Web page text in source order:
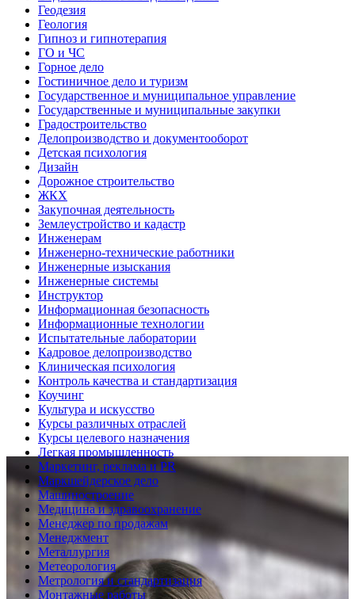
Геодезия
Геология
Гипноз и гипнотерапия
ГО и ЧС
Горное дело
Гостиничное дело и туризм
Государственное и муниципальное управление
Государственные и муниципальные закупки
Градостроительство
Делопроизводство и документооборот
Детская психология
Дизайн
Дорожное строительство
ЖКХ
Закупочная деятельность
Землеустройство и кадастр
Инженерам
Инженерно-технические работники
Инженерные изыскания
Инженерные системы
Инструктор
Информационная безопасность
Информационные технологии
Испытательные лаборатории
Кадровое делопроизводство
Клиническая психология
Контроль качества и стандартизация
Коучинг
Культура и искусство
Курсы различных отраслей
Курсы целевого назначения
Легкая промышленность
Маркетинг, реклама и PR
Маркшейдерское дело
Машиностроение
Медицина и здравоохранение
Менеджер по продажам
Менеджмент
Металлургия
Метеорология
Метрология и стандартизация
Монтажные работы